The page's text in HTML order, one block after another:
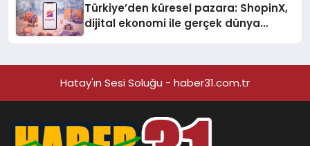
Türkiye’den küresel pazara: ShopinX,
dijital ekonomi ile gerçek dünya
Hatay'ın Sesi Soluğu - haber31.com.tr